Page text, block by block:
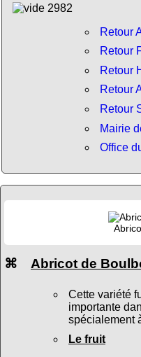
Retour
Retour
Retour
Retour
Retour
Mairie
Office
⌘ Abricot de
Cette variété
importante
spécialement
Le fruit